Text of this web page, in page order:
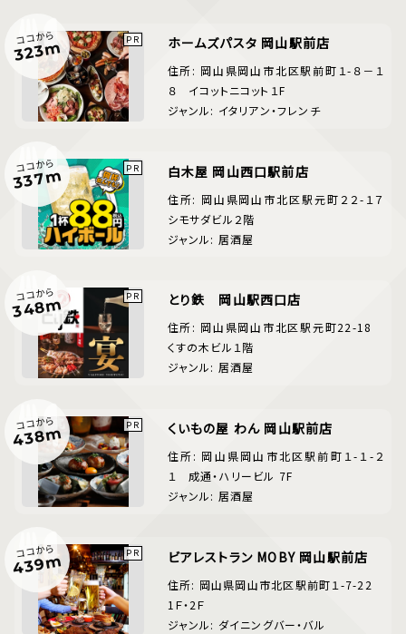
ココから
323m ホームズパスタ 岡山駅前店
住所: 岡山県岡山市北区駅前町１-８－１
８ イコットニコット１F
ジャンル: イタリアン・フレンチ
ココから
337m 白木屋 岡山西口駅前店
住所: 岡山県岡山市北区駅元町２２-１７
シモサダビル２階
ジャンル: 居酒屋
ココから
348m とり鉄 岡山駅西口店
住所: 岡山県岡山市北区駅元町22-18
くすの木ビル１階
ジャンル: 居酒屋
ココから
438m くいもの屋 わん 岡山駅前店
住所: 岡山県岡山市北区駅前町１-１-２
１ 成通・ハリービル 7F
ジャンル: 居酒屋
ココから
439m ビアレストラン MOBY 岡山駅前店
住所: 岡山県岡山市北区駅前町１-7-22
1Ｆ・2Ｆ
ジャンル: ダイニングバー・バル